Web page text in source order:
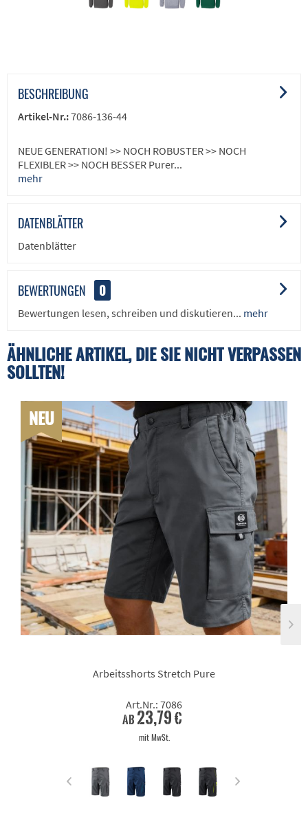
BESCHREIBUNG
Artikel-Nr.:7086-136-44
NEUE GENERATION! >> NOCH ROBUSTER >> NOCH
FLEXIBLER >> NOCH BESSER Purer...
mehr
DATENBLÄTTER
Datenblätter
BEWERTUNGEN 0
Bewertungen lesen, schreiben und diskutieren... mehr
ÄHNLICHE ARTIKEL, DIE SIE NICHT VERPASSEN
SOLLTEN!
NEU
Arbeitsshorts Stretch Pure
Art.Nr.: 7086
ab 23,79 €
mit MwSt.